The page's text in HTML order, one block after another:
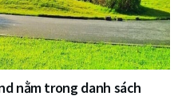
nằm trong danh sách